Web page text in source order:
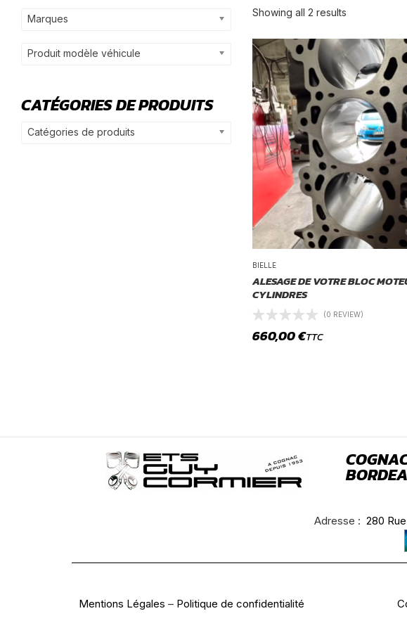
Marques
Produit modèle véhicule
CATÉGORIES DE PRODUITS
Catégories de produits
Showing all 2 results
BIELLE
ALESAGE DE VOTRE BLOC
CYLINDRES
(0 REVIEW)
660,00€TTC
Adresse : 280
Mentions Légales – Politique de confidentialité